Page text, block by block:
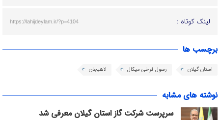
لینک کوتاه : https://lahijdeylam.ir/?p=4104
برچسب ها
استان گیلان رسول فرخی میکال لاهیجان
نوشته های مشابه
سرپرست شرکت گاز استان گیلان معرفی شد